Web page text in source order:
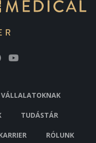
VÁLLALATOKNAK
TUDÁSTÁR
RÓLUNK